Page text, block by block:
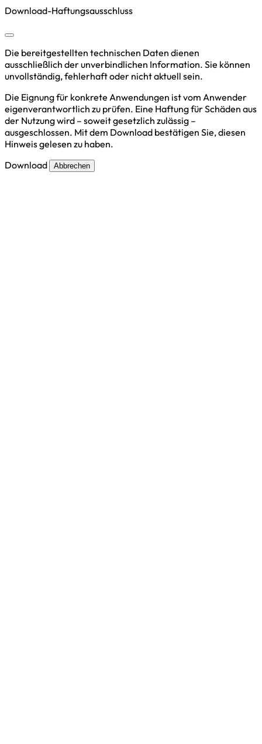
Download-Haftungsausschluss
Die bereitgestellten technischen Daten dienen
ausschließlich der unverbindlichen Information. Sie können
unvollständig, fehlerhaft oder nicht aktuell sein.
Die Eignung für konkrete Anwendungen ist vom Anwender
eigenverantwortlich zu prüfen. Eine Haftung für Schäden aus
der Nutzung wird – soweit gesetzlich zulässig –
ausgeschlossen. Mit dem Download bestätigen Sie, diesen
Hinweis gelesen zu haben.
Download
Abbrechen